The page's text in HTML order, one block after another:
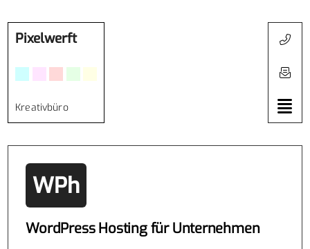
Pixelwerft
Kreativbüro
WPh
WordPress Hosting für Unternehmen